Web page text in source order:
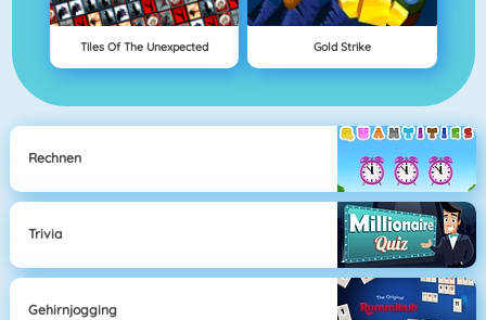
Tiles Of The Unexpected Gold Strike
Rechnen
Trivia
Gehirnjogging